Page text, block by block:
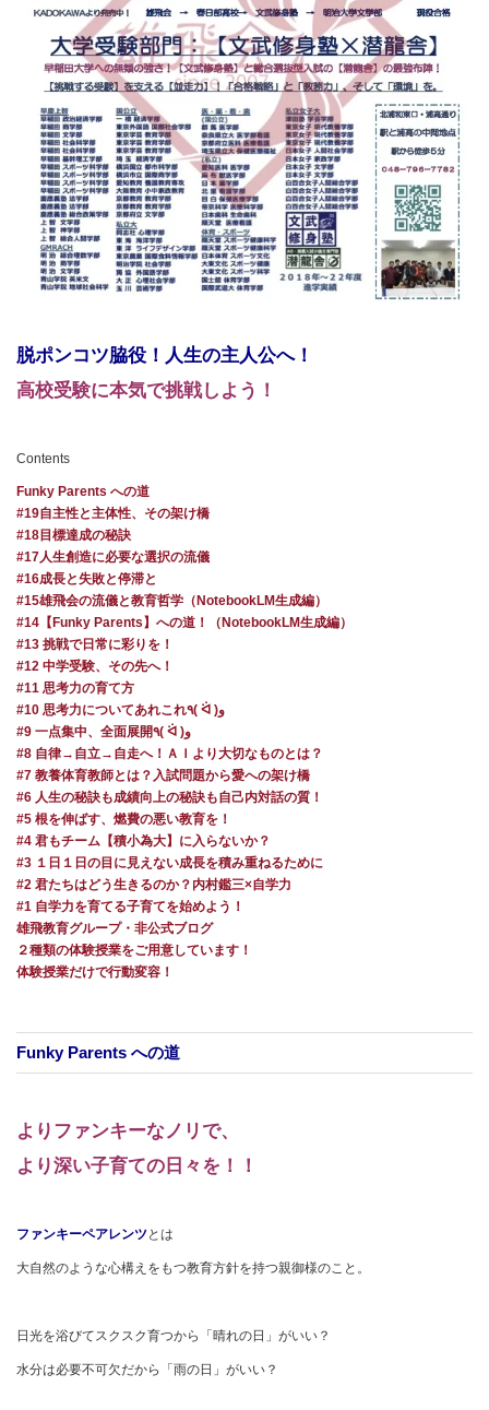
脱ポンコツ脇役！人生の主人公へ！
高校受験に本気で挑戦しよう！
Contents
Funky Parents への道
#19自主性と主体性、その架け橋
#18目標達成の秘訣
#17人生創造に必要な選択の流儀
#16成長と失敗と停滞と
#15雄飛会の流儀と教育哲学（NotebookLM生成編）
#14【Funky Parents】への道！（NotebookLM生成編）
#13 挑戦で日常に彩りを！
#12 中学受験、その先へ！
#11 思考力の育て方
#10 思考力についてあれこれ٩( ᐛ )و
#9 一点集中、全面展開٩( ᐛ )و
#8 自律→自立→自走へ！ＡＩより大切なものとは？
#7 教養体育教師とは？入試問題から愛への架け橋
#6 人生の秘訣も成績向上の秘訣も自己内対話の質！
#5 根を伸ばす、燃費の悪い教育を！
#4 君もチーム【積小為大】に入らないか？
#3 １日１日の目に見えない成長を積み重ねるために
#2 君たちはどう生きるのか？内村鑑三×自学力
#1 自学力を育てる子育てを始めよう！
雄飛教育グループ・非公式ブログ
２種類の体験授業をご用意しています！
体験授業だけで行動変容！
Funky Parents への道
よりファンキーなノリで、
より深い子育ての日々を！！
ファンキーペアレンツとは
大自然のような心構えをもつ教育方針を持つ親御様のこと。
日光を浴びてスクスク育つから「晴れの日」がいい？
水分は必要不可欠だから「雨の日」がいい？